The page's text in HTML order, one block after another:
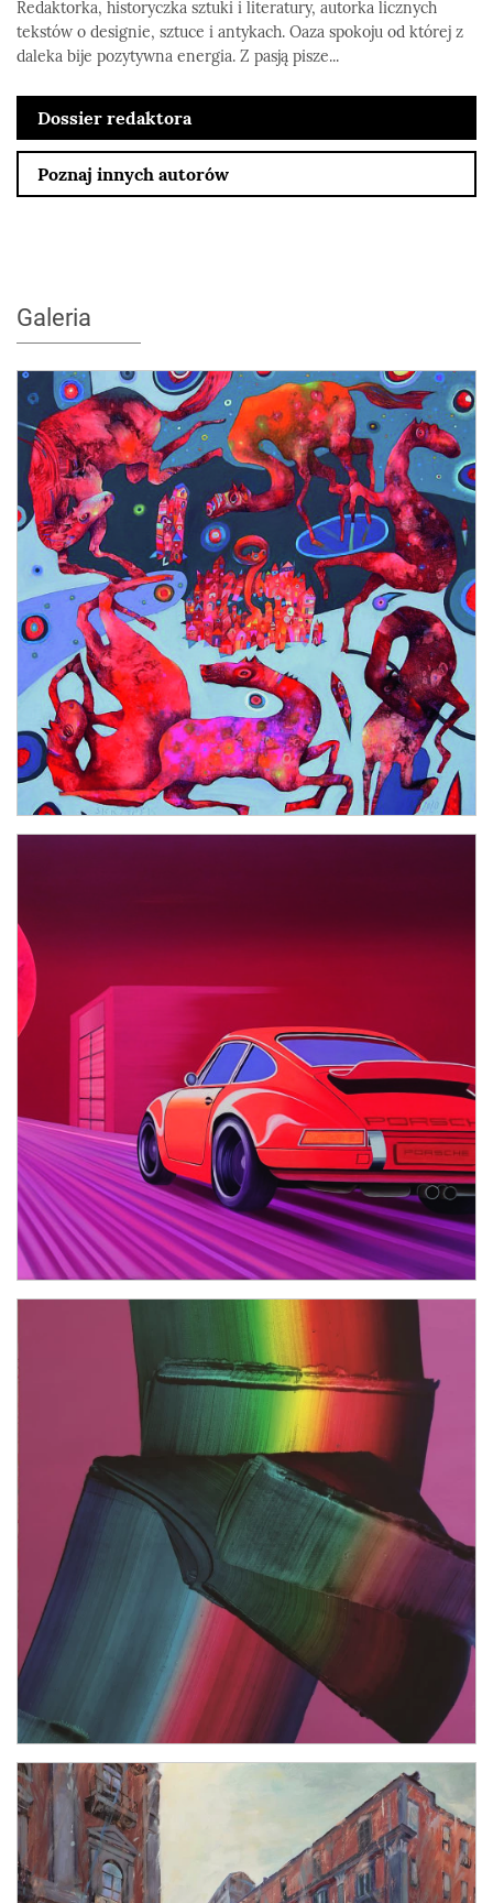
Redaktorka, historyczka sztuki i literatury, autorka licznych
tekstów o designie, sztuce i antykach. Oaza spokoju od której z
daleka bije pozytywna energia. Z pasją pisze...
Dossier redaktora
Poznaj innych autorów
Galeria